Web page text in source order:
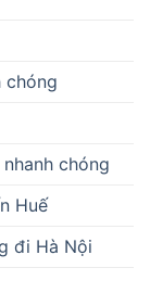
chóng
chóng
Huế
đi Hà Nội